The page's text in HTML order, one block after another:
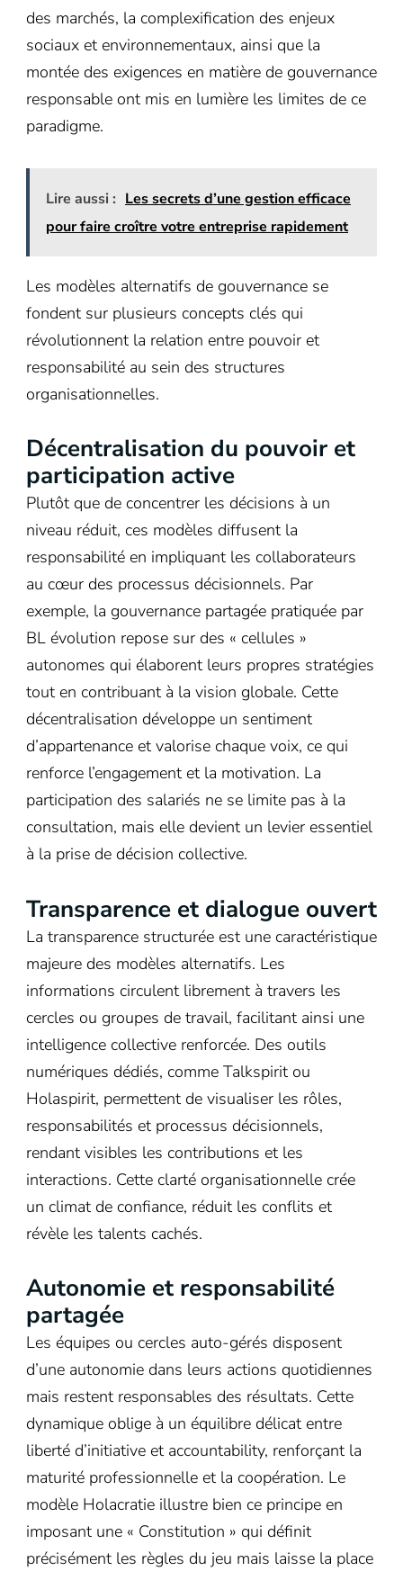
des marchés, la complexification des enjeux
sociaux et environnementaux, ainsi que la
montée des exigences en matière de gouvernance
responsable ont mis en lumière les limites de ce
paradigme.
Lire aussi : Les secrets d’une gestion efficace
pour faire croître votre entreprise rapidement
Les modèles alternatifs de gouvernance se
fondent sur plusieurs concepts clés qui
révolutionnent la relation entre pouvoir et
responsabilité au sein des structures
organisationnelles.
Décentralisation du pouvoir et
participation active
Plutôt que de concentrer les décisions à un
niveau réduit, ces modèles diffusent la
responsabilité en impliquant les collaborateurs
au cœur des processus décisionnels. Par
exemple, la gouvernance partagée pratiquée par
BL évolution repose sur des « cellules »
autonomes qui élaborent leurs propres stratégies
tout en contribuant à la vision globale. Cette
décentralisation développe un sentiment
d’appartenance et valorise chaque voix, ce qui
renforce l’engagement et la motivation. La
participation des salariés ne se limite pas à la
consultation, mais elle devient un levier essentiel
à la prise de décision collective.
Transparence et dialogue ouvert
La transparence structurée est une caractéristique
majeure des modèles alternatifs. Les
informations circulent librement à travers les
cercles ou groupes de travail, facilitant ainsi une
intelligence collective renforcée. Des outils
numériques dédiés, comme Talkspirit ou
Holaspirit, permettent de visualiser les rôles,
responsabilités et processus décisionnels,
rendant visibles les contributions et les
interactions. Cette clarté organisationnelle crée
un climat de confiance, réduit les conflits et
révèle les talents cachés.
Autonomie et responsabilité
partagée
Les équipes ou cercles auto-gérés disposent
d’une autonomie dans leurs actions quotidiennes
mais restent responsables des résultats. Cette
dynamique oblige à un équilibre délicat entre
liberté d’initiative et accountability, renforçant la
maturité professionnelle et la coopération. Le
modèle Holacratie illustre bien ce principe en
imposant une « Constitution » qui définit
précisément les règles du jeu mais laisse la place